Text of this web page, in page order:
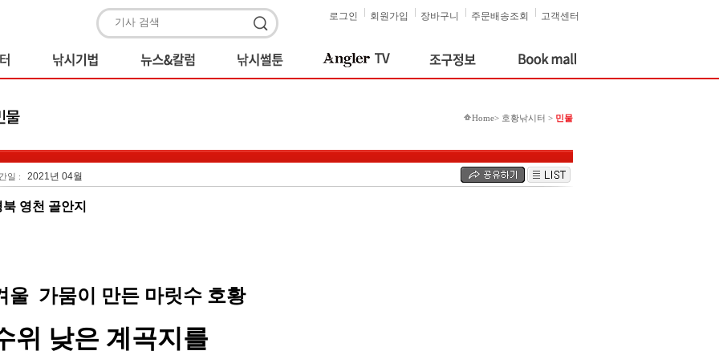
고객센터
주문배송조회
장바구니
회원가입
로그인
Home> 호황낚시터 > 민물
일 : 2021년 04월